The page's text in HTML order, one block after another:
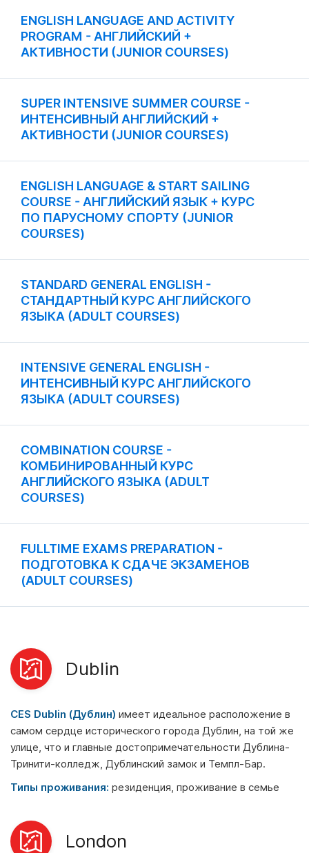
ENGLISH LANGUAGE AND ACTIVITY
PROGRAM - АНГЛИЙСКИЙ +
АКТИВНОСТИ (JUNIOR COURSES)
SUPER INTENSIVE SUMMER COURSE -
ИНТЕНСИВНЫЙ АНГЛИЙСКИЙ +
АКТИВНОСТИ (JUNIOR COURSES)
ENGLISH LANGUAGE & START SAILING
COURSE - АНГЛИЙСКИЙ ЯЗЫК + КУРС
ПО ПАРУСНОМУ СПОРТУ (JUNIOR
COURSES)
STANDARD GENERAL ENGLISH -
СТАНДАРТНЫЙ КУРС АНГЛИЙСКОГО
ЯЗЫКА (ADULT COURSES)
INTENSIVE GENERAL ENGLISH -
ИНТЕНСИВНЫЙ КУРС АНГЛИЙСКОГО
ЯЗЫКА (ADULT COURSES)
COMBINATION COURSE -
КОМБИНИРОВАННЫЙ КУРС
АНГЛИЙСКОГО ЯЗЫКА (ADULT
COURSES)
FULLTIME EXAMS PREPARATION -
ПОДГОТОВКА К СДАЧЕ ЭКЗАМЕНОВ
(ADULT COURSES)
Dublin
CES Dublin (Дублин) имеет идеальное расположение в
самом сердце исторического города Дублин, на той же
улице, что и главные достопримечательности Дублина-
Тринити-колледж, Дублинский замок и Темпл-Бар.
Типы проживания: резиденция, проживание в семье
London